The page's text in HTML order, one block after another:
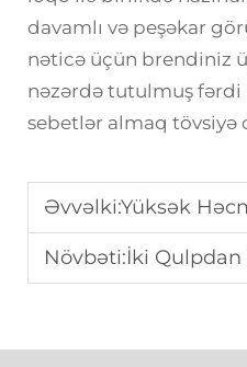
davamlı və peşəkar
nəticə üçün brendiniz
nəzərdə tutulmuş fərdi
sebetlər almaq tövsiyə
Əvvəlki:Yüksək Həcmli
Növbəti:İki Qulpdan İstifadə